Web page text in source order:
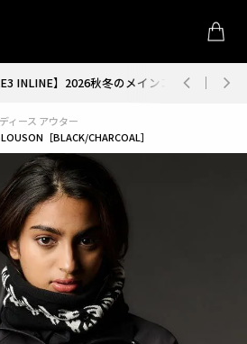
INLINE】2026秋冬のメインコレクションが
ィース アウター
［BLACK/CHARCOAL］